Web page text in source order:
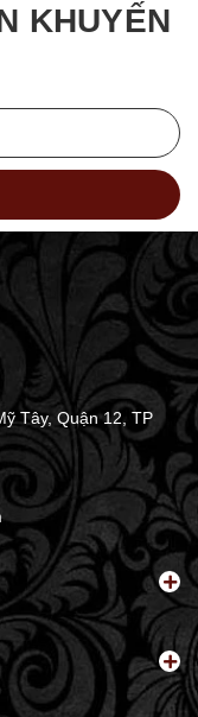
KHUYẾN
Tây, Quận 12, TP